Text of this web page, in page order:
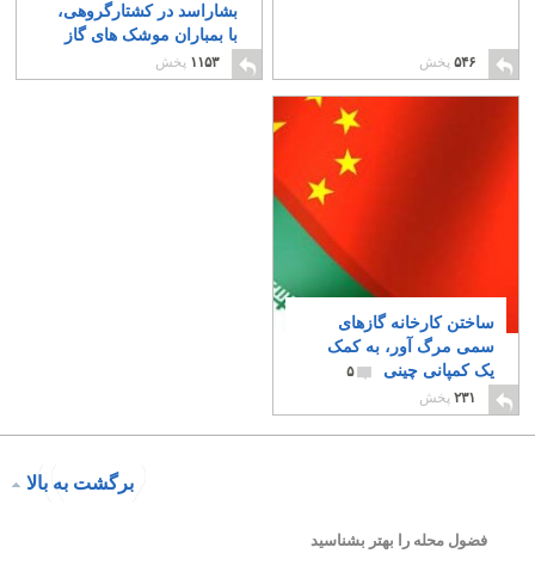
۵۴۶ پخش
بشاراسد در کشتارگروهی،
با بمباران موشک های گاز
سمی
۷ ۱۱۵۳ پخش
ساختن کارخانه گازهای
سمی مرگ آور، به کمک
یک کمپانی چینی
۵
۲۳۱ پخش
برگشت به بالا
فضول محله را بهتر بشناسید